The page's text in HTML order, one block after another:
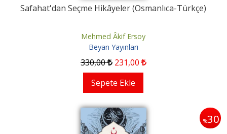
Safahat'dan Seçme Hikâyeler (Osmanlıca-Türkçe)
Mehmed Âkif Ersoy
Beyan Yayınları
330,00 231,00
Sepete Ekle
%30